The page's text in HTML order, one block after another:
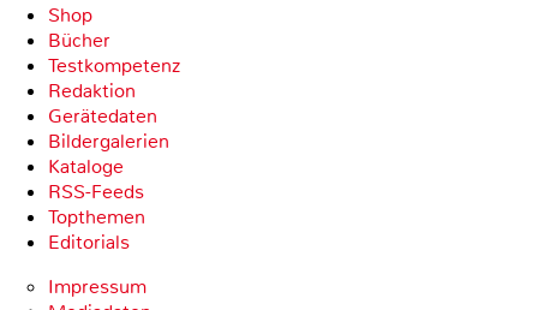
Shop
Bücher
Testkompetenz
Redaktion
Gerätedaten
Bildergalerien
Kataloge
RSS-Feeds
Topthemen
Editorials
Impressum